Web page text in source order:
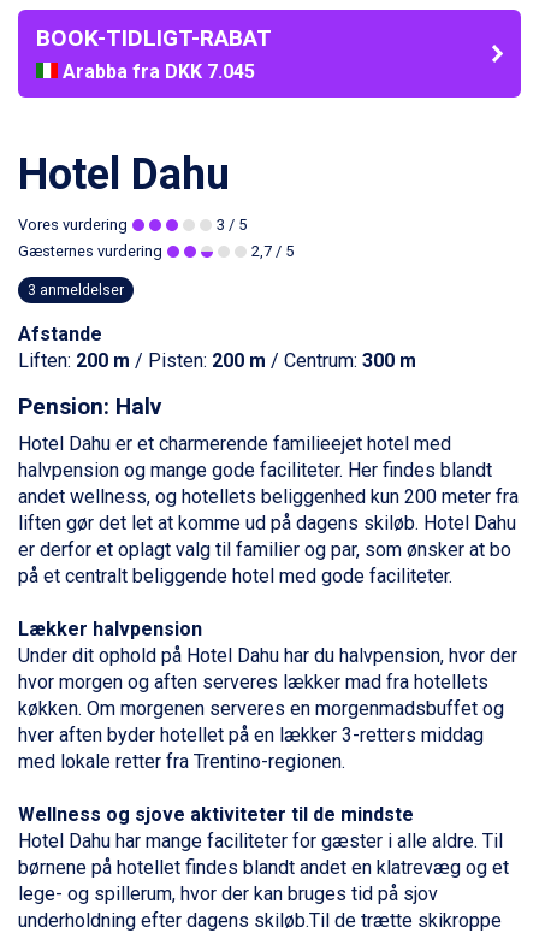
BOOK-TIDLIGT-RABAT
Arabba fra DKK 7.045
La Thuile fra DKK 4.595
Val Thorens fra DKK 5.395
Passo Tonale fra DKK 3.795
Sölden fra DKK 8.445
Bad Hofgastein fra DKK 5.495
Champoluc fra DKK 3.795
Sestriere fra DKK 4.395
Fieberbrunn fra DKK 6.145
Wagrain fra DKK 4.645
St. Anton fra DKK 7.245
Zell am See fra DKK 4.095
Livigno fra DKK 4.145
Canazei fra DKK 4.745
Ponte di Legno fra DKK 4.745
Bad Gastein fra DKK 4.195
Alleghe fra DKK 5.595
Arabba fra DKK 7.045
La Thuile fra DKK 4.595
Cervinia fra DKK 5.295
Val Thorens fra DKK 5.395
Passo Tonale fra DKK 3.795
Saalbach fra DKK 5.945
Bad Hofgastein fra DKK 5.495
Champoluc fra DKK 3.795
Sestriere fra DKK 4.395
Fieberbrunn fra DKK 6.145
Wagrain fra DKK 4.645
Hotel Dahu
Vores vurdering 3 / 5
Gæsternes vurdering
2,7 / 5
3 anmeldelser
Afstande
Liften: 200 m / Pisten: 200 m / Centrum: 300 m
Pension: Halv
Hotel Dahu er et charmerende familieejet hotel med
halvpension og mange gode faciliteter. Her findes blandt
andet wellness, og hotellets beliggenhed kun 200 meter fra
liften gør det let at komme ud på dagens skiløb. Hotel Dahu
er derfor et oplagt valg til familier og par, som ønsker at bo
på et centralt beliggende hotel med gode faciliteter.
Lækker halvpension
Under dit ophold på Hotel Dahu har du halvpension, hvor der
hvor morgen og aften serveres lækker mad fra hotellets
køkken. Om morgenen serveres en morgenmadsbuffet og
hver aften byder hotellet på en lækker 3-retters middag
med lokale retter fra Trentino-regionen.
Wellness og sjove aktiviteter til de mindste
Hotel Dahu har mange faciliteter for gæster i alle aldre. Til
børnene på hotellet findes blandt andet en klatrevæg og et
lege- og spillerum, hvor der kan bruges tid på sjov
underholdning efter dagens skiløb.Til de trætte skikroppe